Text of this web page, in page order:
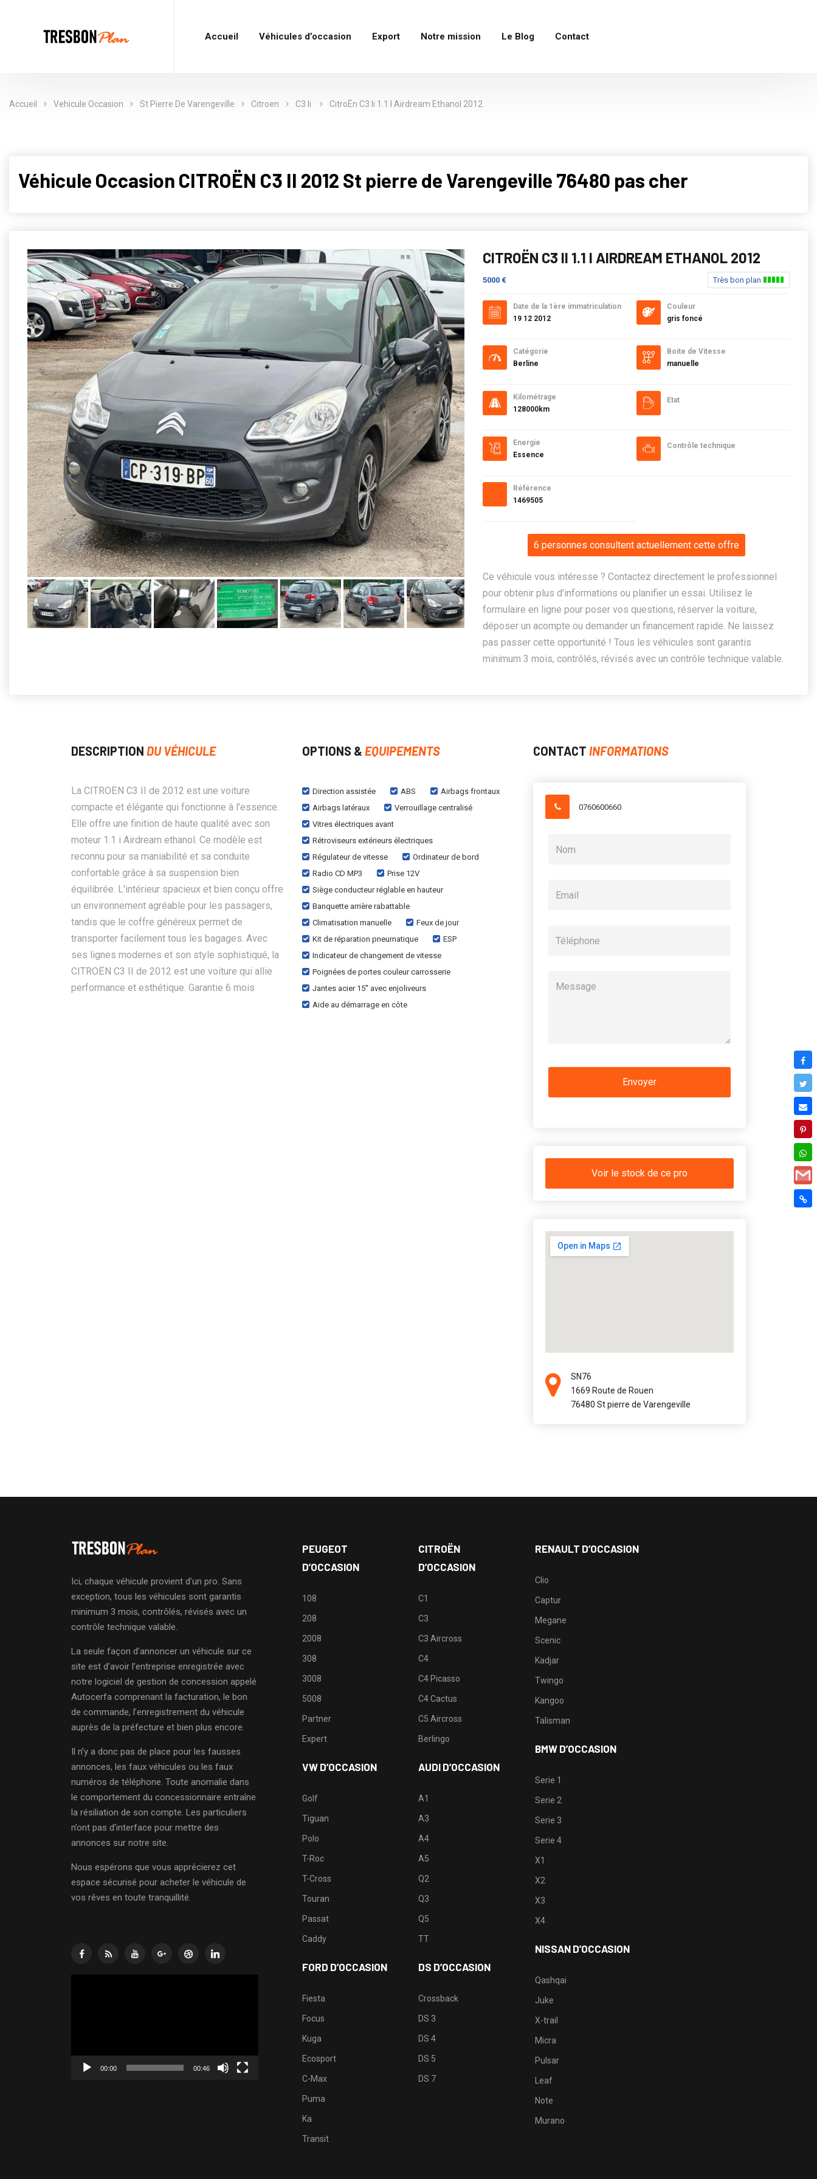
Accueil Véhicules d’occasion Export Notre mission Le Blog Contact
Accueil Vehicule Occasion St Pierre De Varengeville Citroen C3 Ii CitroËn C3 Ii 1.1 I Airdream Ethanol 2012
Véhicule Occasion CITROËN C3 II 2012 St pierre de Varengeville 76480 pas cher
CITROËN C3 II 1.1 I AIRDREAM ETHANOL 2012
5000 € Très bon plan
Date de la 1ère immatriculation
19 12 2012
Catégorie
Berline
Kilométrage
128000km
Energie
Essence
Référence
1469505
Couleur
gris foncé
Boite de Vitesse
manuelle
Etat
Contrôle technique
6 personnes consultent actuellement cette offre
Ce véhicule vous intéresse ? Contactez directement le professionnel
pour obtenir plus d’informations ou planifier un essai. Utilisez le
formulaire en ligne pour poser vos questions, réserver la voiture,
déposer un acompte ou demander un financement rapide. Ne laissez
pas passer cette opportunité ! Tous les véhicules sont garantis
minimum 3 mois, contrôlés, révisés avec un contrôle technique valable.
DESCRIPTION DU VÉHICULE
La CITROËN C3 II de 2012 est une voiture
compacte et élégante qui fonctionne à l'essence.
Elle offre une finition de haute qualité avec son
moteur 1.1 i Airdream ethanol. Ce modèle est
reconnu pour sa maniabilité et sa conduite
confortable grâce à sa suspension bien
équilibrée. L'intérieur spacieux et bien conçu offre
un environnement agréable pour les passagers,
tandis que le coffre généreux permet de
transporter facilement tous les bagages. Avec
ses lignes modernes et son style sophistiqué, la
CITROËN C3 II de 2012 est une voiture qui allie
performance et esthétique. Garantie 6 mois
OPTIONS & EQUIPEMENTS
Direction assistée ABS
Airbags frontaux
Airbags latéraux
Verrouillage centralisé
Vitres électriques avant
Rétroviseurs extérieurs électriques
Régulateur de vitesse
Ordinateur de bord
Radio CD MP3
Prise 12V
Siège conducteur réglable en hauteur
Banquette arrière rabattable
Climatisation manuelle
Feux de jour
Kit de réparation pneumatique
ESP
Indicateur de changement de vitesse
Poignées de portes couleur carrosserie
Jantes acier 15'' avec enjoliveurs
Aide au démarrage en côte
CONTACT INFORMATIONS
0760600660
Voir le stock de ce pro
SN76
1669 Route de Rouen
76480 St pierre de Varengeville
Ici, chaque véhicule provient d’un pro. Sans
exception, tous les véhicules sont garantis
minimum 3 mois, contrôlés, révisés avec un
contrôle technique valable.
La seule façon d’annoncer un véhicule sur ce
site est d’avoir l’entreprise enregistrée avec
notre logiciel de gestion de concession appelé
Autocerfa comprenant la facturation, le bon
de commande, l’enregistrement du véhicule
auprès de la préfecture et bien plus encore.
Il n’y a donc pas de place pour les fausses
annonces, les faux véhicules ou les faux
numéros de téléphone. Toute anomalie dans
le comportement du concessionnaire entraîne
la résiliation de son compte. Les particuliers
n’ont pas d’interface pour mettre des
annonces sur notre site.
Nous espérons que vous apprécierez cet
espace sécurisé pour acheter le véhicule de
vos rêves en toute tranquillité.
00:00 00:46
PEUGEOT
D’OCCASION
108
208
2008
308
3008
5008
Partner
Expert
VW D’OCCASION
Golf
Tiguan
Polo
T-Roc
T-Cross
Touran
Passat
Caddy
FORD D’OCCASION
Fiesta
Focus
Kuga
Ecosport
C-Max
Puma
Ka
Transit
CITROËN
D’OCCASION
C1
C3
C3 Aircross
C4
C4 Picasso
C4 Cactus
C5 Aircross
Berlingo
AUDI D’OCCASION
A1
A3
A4
A5
Q2
Q3
Q5
TT
DS D’OCCASION
Crossback
DS 3
DS 4
DS 5
DS 7
RENAULT D’OCCASION
Clio
Captur
Megane
Scenic
Kadjar
Twingo
Kangoo
Talisman
BMW D’OCCASION
Serie 1
Serie 2
Serie 3
Serie 4
X1
X2
X3
X4
NISSAN D’OCCASION
Qashqai
Juke
X-trail
Micra
Pulsar
Leaf
Note
Murano